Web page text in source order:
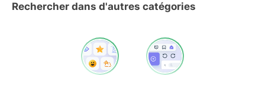
Rechercher dans d'autres catégories